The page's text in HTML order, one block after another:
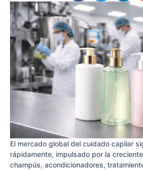
El mercado global del cuidado capilar
rápidamente, impulsado por la
champús, acondicionadores,